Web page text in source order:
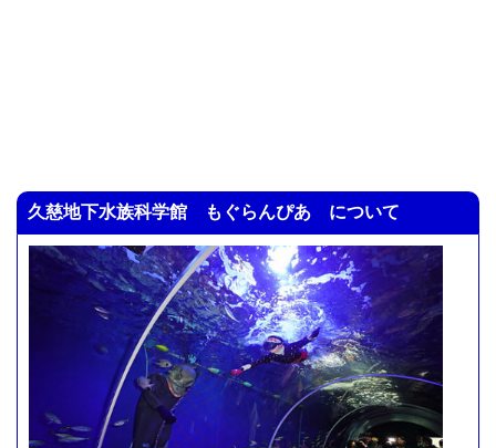
久慈地下水族科学館 もぐらんぴあ について